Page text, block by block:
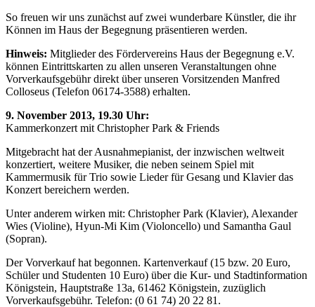
So freuen wir uns zunächst auf zwei wunderbare Künstler, die ihr
Können im Haus der Begegnung präsentieren werden.
Hinweis: Mitglieder des Fördervereins Haus der Begegnung e.V.
können Eintrittskarten zu allen unseren Veranstaltungen ohne
Vorverkaufsgebühr direkt über unseren Vorsitzenden Manfred
Colloseus (Telefon 06174-3588) erhalten.
9. November 2013, 19.30 Uhr:
Kammerkonzert mit Christopher Park & Friends
Mitgebracht hat der Ausnahmepianist, der inzwischen weltweit
konzertiert, weitere Musiker, die neben seinem Spiel mit
Kammermusik für Trio sowie Lieder für Gesang und Klavier das
Konzert bereichern werden.
Unter anderem wirken mit: Christopher Park (Klavier), Alexander
Wies (Violine), Hyun-Mi Kim (Violoncello) und Samantha Gaul
(Sopran).
Der Vorverkauf hat begonnen. Kartenverkauf (15 bzw. 20 Euro,
Schüler und Studenten 10 Euro) über die Kur- und Stadtinformation
Königstein, Hauptstraße 13a, 61462 Königstein, zuzüglich
Vorverkaufsgebühr. Telefon: (0 61 74) 20 22 81.